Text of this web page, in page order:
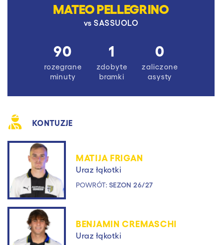
MATEO PELLEGRINO
vsSASSUOLO
90
rozegrane
minuty
1
zdobyte
bramki
0
zaliczone
asysty
KONTUZJE
MATIJA FRIGAN
Uraz łąkotki
POWRÓT: SEZON 26/27
BENJAMIN CREMASCHI
Uraz łąkotki